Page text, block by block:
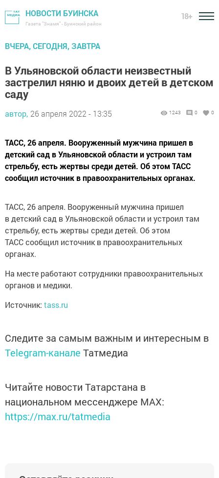
НОВОСТИ БУИНСКА
Газета "Знамя" - Буинский район
18+
ВЧЕРА, СЕГОДНЯ, ЗАВТРА
В Ульяновской области неизвестный
застрелил няню и двоих детей в детском
саду
автор, 26 апреля 2022 - 13:35 1243 0 0
ТАСС, 26 апреля. Вооруженный мужчина пришел в
детский сад в Ульяновской области и устроил там
стрельбу, есть жертвы среди детей. Об этом ТАСС
сообщил источник в правоохранительных органах.
ТАСС, 26 апреля. Вооруженный мужчина пришел
в детский сад в Ульяновской области и устроил там
стрельбу, есть жертвы среди детей. Об этом
ТАСС сообщил источник в правоохранительных
органах.
На месте работают сотрудники правоохранительных
органов и медики.
Источник: tass.ru
Следите за самым важным и интересным в
Telegram-канале Татмедиа
Читайте новости Татарстана в
национальном мессенджере MАХ:
https://max.ru/tatmedia